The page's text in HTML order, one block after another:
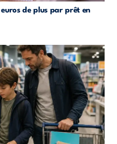
de plus par prêt en